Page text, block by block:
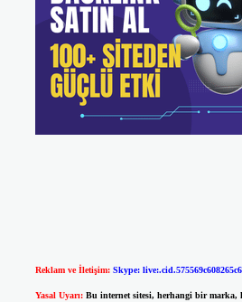
Reklam ve İletişim: Skype:
Yasal Uyarı: Bu internet sitesi, herhangi bir marka,